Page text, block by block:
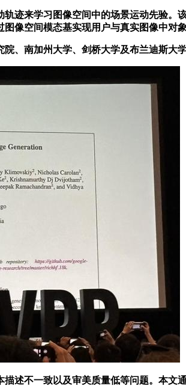
来学习图像空间中的场景运动先验。
像空间模态基实现用户与真实图像中对
南加州大学、剑桥大学及布兰迪斯大学
不一致以及审美质量低等问题。本文